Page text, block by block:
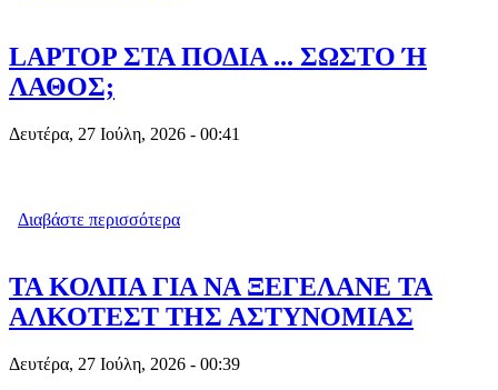
LAPTOP ΣΤΑ ΠΟΔΙΑ ... ΣΩΣΤΟ Ή
ΛΑΘΟΣ;
Δευτέρα, 27 Ιούλη, 2026 - 00:41
Διαβάστε περισσότερα
ΤΑ ΚΟΛΠΑ ΓΙΑ ΝΑ ΞΕΓΕΛΑΝΕ ΤΑ
ΑΛΚΟΤΕΣΤ ΤΗΣ ΑΣΤΥΝΟΜΙΑΣ
Δευτέρα, 27 Ιούλη, 2026 - 00:39